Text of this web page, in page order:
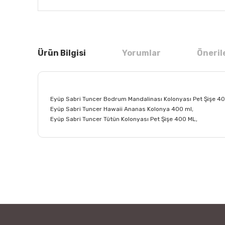
Ürün Bilgisi Yorumlar
Eyüp Sabri Tuncer Bodrum Mandalinası Kolonyası Pet Şişe
Eyüp Sabri Tuncer Hawaii Ananas Kolonya 400 ml,
Eyüp Sabri Tuncer Tütün Kolonyası Pet Şişe 400 ML,